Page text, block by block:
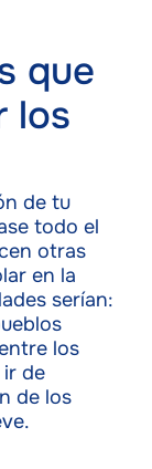
que
los
de tu
todo el
otras
en la
serían:
los
ir de
de los